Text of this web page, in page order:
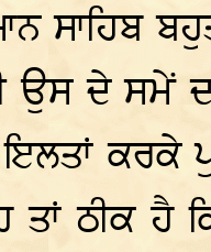
ਸਾਹਿਬ
ਉਸ ਦੇ ਸਮੇਂ
ਕਰਕੇ
ਠੀਕ ਹੈ